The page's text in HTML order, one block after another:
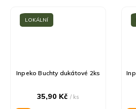
LOKÁLNÍ
Inpeko Buchty dukátové 2ks
35,90 Kč/ ks